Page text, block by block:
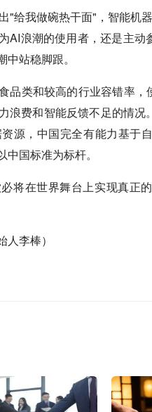
"给我做碗热干面"，智能机
AI浪潮的使用者，还是主
站稳脚跟。
品类和较高的行业容错率
浪费和智能反馈不足的情
源，中国完全有能力基于
国标准为标杆。
将在世界舞台上实现真正
李棒）